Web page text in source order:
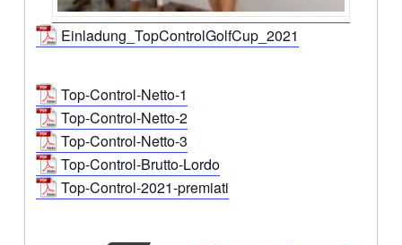
Einladung_TopControlGolfCup_2021
Top-Control-Netto-1
Top-Control-Netto-2
Top-Control-Netto-3
Top-Control-Brutto-Lordo
Top-Control-2021-premiati